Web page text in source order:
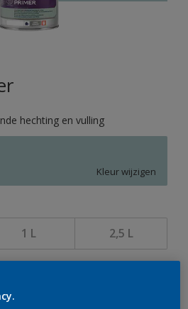
hechting en vulling
Kleur wijzigen
1 L 2,5 L